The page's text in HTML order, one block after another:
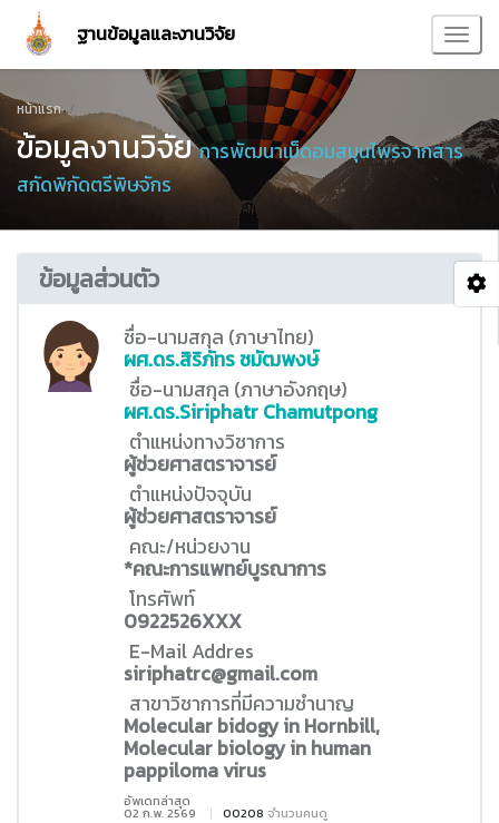
ฐานข้อมูลและงานวิจัย
หน้าแรก
ข้อมูลงานวิจัยการพัฒนาเม็ดอมสมุนไพรจากสาร
สกัดพิกัดตรีพิษจักร
ข้อมูลส่วนตัว
ชื่อ-นามสกุล (ภาษาไทย)
ผศ.ดร.สิริภัทร ชมัฒพงษ์
ชื่อ-นามสกุล (ภาษาอังกฤษ)
ผศ.ดร.Siriphatr Chamutpong
ตำแหน่งทางวิชาการ
ผู้ช่วยศาสตราจารย์
ตำแหน่งปัจจุบัน
ผู้ช่วยศาสตราจารย์
คณะ/หน่วยงาน
*คณะการแพทย์บูรณาการ
โทรศัพท์
0922526XXX
E-Mail Addres
siriphatrc@gmail.com
สาขาวิชาการที่มีความชำนาญ
Molecular bidogy in Hornbill,
Molecular biology in human
pappiloma virus
อัพเดทล่าสุด
02 ก.พ. 2569 00208 จำนวนคนดู